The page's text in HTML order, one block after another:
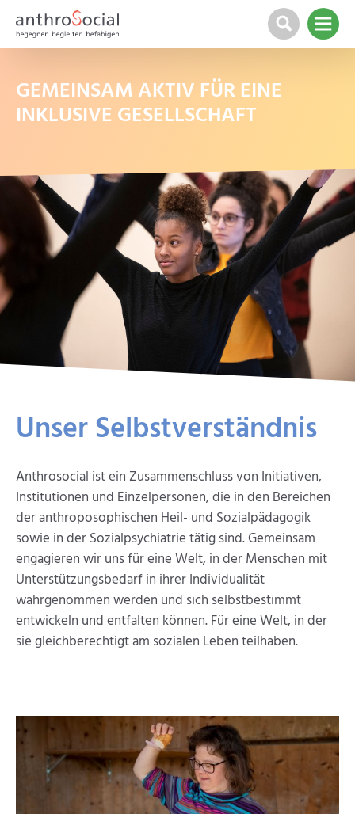
GEMEINSAM AKTIV FÜR EINE
INKLUSIVE GESELLSCHAFT
Unser Selbst­verständnis
Anthrosocial ist ein Zusammenschluss von Initiativen,
Institutionen und Einzelpersonen, die in den Bereichen
der anthroposophischen Heil- und Sozialpädagogik
sowie in der Sozialpsychiatrie tätig sind. Gemeinsam
engagieren wir uns für eine Welt, in der Menschen mit
Unterstützungsbedarf in ihrer Individualität
wahrgenommen werden und sich selbstbestimmt
entwickeln und entfalten können. Für eine Welt, in der
sie gleichberechtigt am sozialen Leben teilhaben.